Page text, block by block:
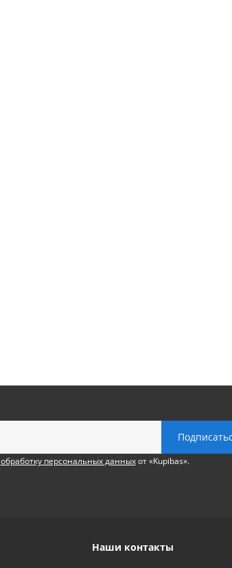
обработку персональных данныхот «Kupibas».
Наши контакты